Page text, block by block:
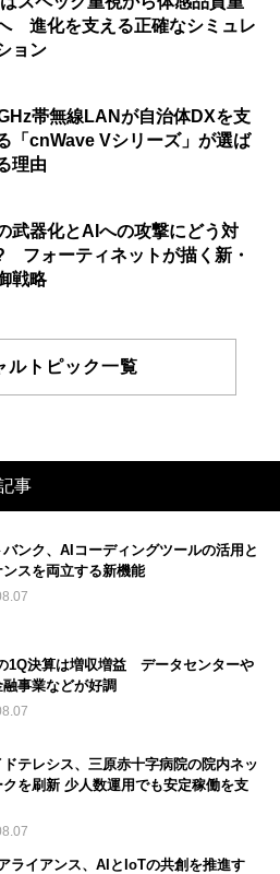
進化を支える正確なシミュレ
ョン
帯無線LANが自治体DXを支
「cnWave Vシリーズ」が選ば
理由
武器化とAIへの攻撃にどう対
フォーティネットが描く新・
戦略
ルトピック一覧
事
バンク、AIコーディングツールの活用と
ンスを両立する新機能
1Q決算は増収増益 データセンターや
事業などが好調
ドテレシス、三原赤十字病院の院内ネッ
クを刷新 少人数運用でも安定稼働を支
ライアンス、AIとIoTの共創を推進す